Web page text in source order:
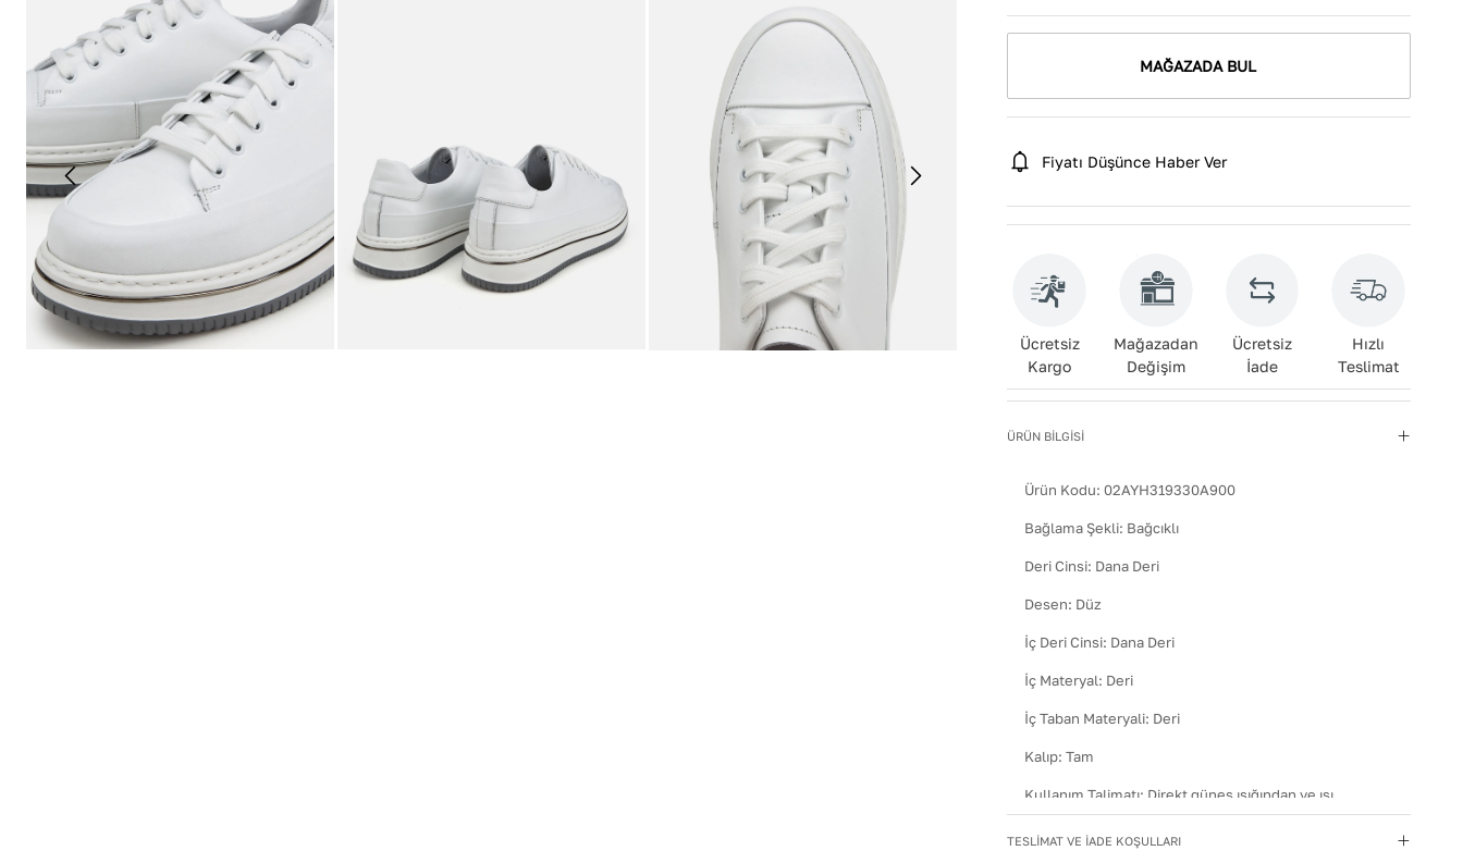
MAĞAZADA BUL
Fiyatı Düşünce Haber Ver
Ücretsiz
Kargo
Mağazadan
Değişim
Ücretsiz
İade
Hızlı
Teslimat
ÜRÜN BİLGİSİ
Ürün Kodu:02AYH319330A900
Bağlama Şekli: Bağcıklı
Deri Cinsi: Dana Deri
Desen: Düz
İç Deri Cinsi: Dana Deri
İç Materyal: Deri
İç Taban Materyali: Deri
Kalıp:Tam
Kullanım Talimatı: Direkt güneş ışığından ve ısı
kaynaklarından uzak tutun.
Hakiki Deri
TESLİMAT VE İADE KOŞULLARI